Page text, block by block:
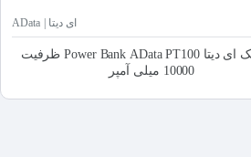
ای دیتا | AData
پاوربانک ای دیتا Power Bank AData PT100 ظرفیت
10000 میلی آمپر